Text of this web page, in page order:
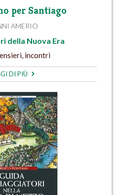
per Santiago
AMERIO
della Nuova Era
incontri
DI PIÙ